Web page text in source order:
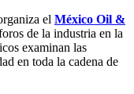
el México Oil &
de la industria en la
examinan las
en toda la cadena de